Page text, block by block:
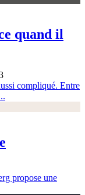
quand il
compliqué. Entre
propose une